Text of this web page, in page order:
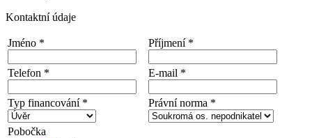
Kontaktní údaje
Jméno * Příjmení *
Telefon * E-mail *
Typ financování * Právní norma *
Pobočka